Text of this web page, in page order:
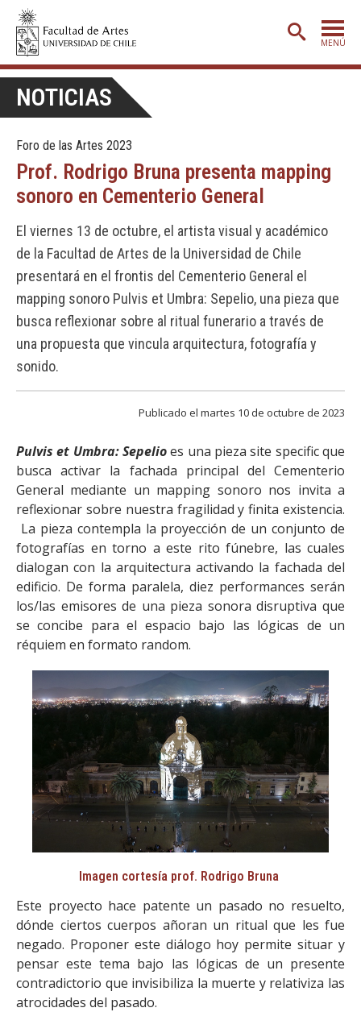
MENÚ
ADMISIÓN
CARRERAS
EXTENSIÓN
CREACIÓNE INVESTIGACIÓN
BIBLIOTECA
DEPARTAMENTOS
Funcionarias/os
NOTICIAS
Foro de las Artes 2023
Prof. Rodrigo Bruna presenta mapping
sonoro en Cementerio General
El viernes 13 de octubre, el artista visual y académico
de la Facultad de Artes de la Universidad de Chile
presentará en el frontis del Cementerio General el
mapping sonoro Pulvis et Umbra: Sepelio, una pieza que
busca reflexionar sobre al ritual funerario a través de
una propuesta que vincula arquitectura, fotografía y
sonido.
Publicado el martes 10 de octubre de 2023
Pulvis et Umbra: Sepelioes una pieza site specific que
busca activar la fachada principal del Cementerio
General mediante un mapping sonoro nos invita a
reflexionar sobre nuestra fragilidad y finita existencia.
La pieza contempla la proyección de un conjunto de
fotografías en torno a este rito fúnebre, las cuales
dialogan con la arquitectura activando la fachada del
edificio. De forma paralela, diez performances serán
los/las emisores de una pieza sonora disruptiva que
se concibe para el espacio bajo las lógicas de un
réquiem en formato random.
Imagen cortesía prof. Rodrigo Bruna
Este proyecto hace patente un pasado no resuelto,
dónde ciertos cuerpos añoran un ritual que les fue
negado. Proponer este diálogo hoy permite situar y
pensar este tema bajo las lógicas de un presente
contradictorio que invisibiliza la muerte y relativiza las
atrocidades del pasado.